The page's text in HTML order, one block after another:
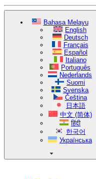
Bahasa Melayu
English
Deutsch
Français
Español
Italiano
Português
Nederlands
Suomi
Svenska
Čeština
日本語
中文 (简体)
हिंदी
한국어
Українська